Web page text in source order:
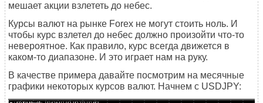
мешает акции взлететь до небес.
Курсы валют на рынке Forex не могут стоить ноль. И
чтобы курс взлетел до небес должно произойти что-то
невероятное. Как правило, курс всегда движется в
каком-то диапазоне. И это играет нам на руку.
В качестве примера давайте посмотрим на месячные
графики некоторых курсов валют. Начнем с USDJPY: